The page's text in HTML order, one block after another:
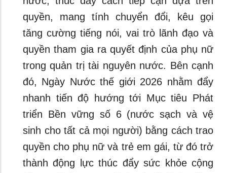
quyền, mang tính chuyển đổi, kêu gọi
tăng cường tiếng nói, vai trò lãnh đạo và
quyền tham gia ra quyết định của phụ nữ
trong quản trị tài nguyên nước. Bên cạnh
đó, Ngày Nước thế giới 2026 nhằm đẩy
nhanh tiến độ hướng tới Mục tiêu Phát
triển Bền vững số 6 (nước sạch và vệ
sinh cho tất cả mọi người) bằng cách trao
quyền cho phụ nữ và trẻ em gái, từ đó trở
thành động lực thúc đẩy sức khỏe cộng